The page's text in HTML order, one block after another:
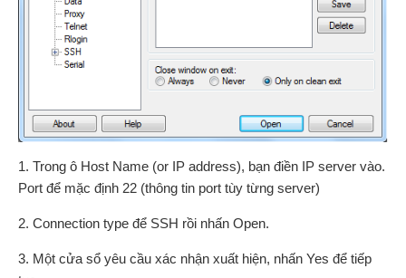
1. Trong ô Host Name (or IP address), bạn điền IP server vào.
Port để mặc định 22 (thông tin port tùy từng server)
2. Connection type để SSH rồi nhấn Open.
3. Một cửa sổ yêu cầu xác nhận xuất hiện, nhấn Yes để tiếp